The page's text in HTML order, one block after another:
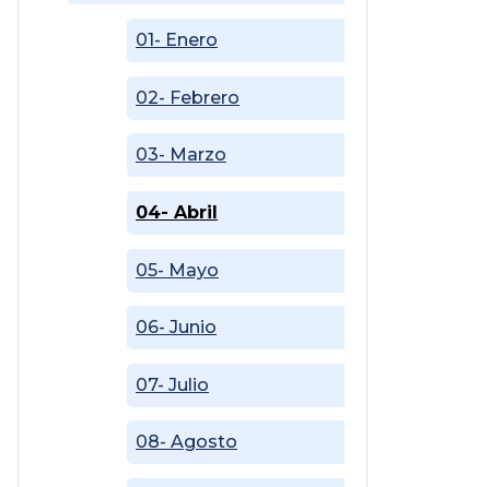
01- Enero
02- Febrero
03- Marzo
04- Abril
05- Mayo
06- Junio
07- Julio
08- Agosto